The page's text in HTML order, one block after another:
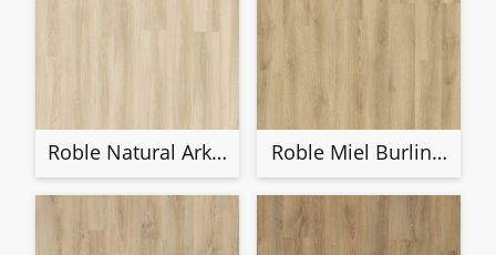
Roble Natural Arkona 40336Roble Miel Burlington